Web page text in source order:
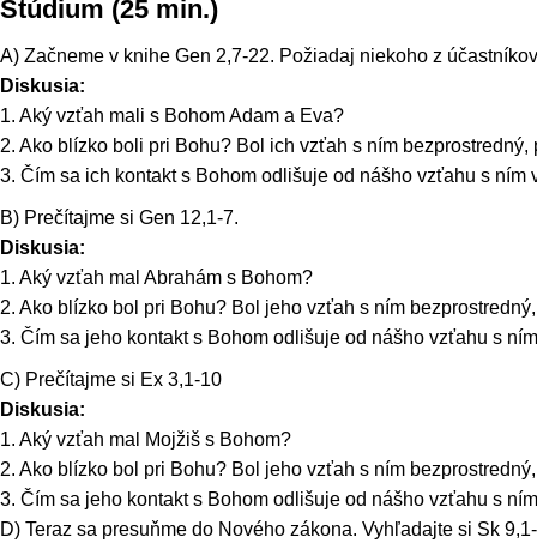
Štúdium (25 min.)
A) Začneme v knihe Gen 2,7-22. Požiadaj niekoho z
Diskusia:
1. Aký vzťah mali s Bohom Adam a Eva?
2. Ako blízko boli pri Bohu? Bol ich vzťah s ním bezprostredný,
3. Čím sa ich kontakt s Bohom odlišuje od nášho vzťahu s ním
B) Prečítajme si Gen 12,1-7.
Diskusia:
1. Aký vzťah mal Abrahám s Bohom?
2. Ako blízko bol pri Bohu? Bol jeho vzťah s ním
3. Čím sa jeho kontakt s Bohom odlišuje od nášho vzťahu s
C) Prečítajme si Ex 3,1-10
Diskusia:
1. Aký vzťah mal Mojžiš s Bohom?
2. Ako blízko bol pri Bohu? Bol jeho vzťah s ním
3. Čím sa jeho kontakt s Bohom odlišuje od nášho vzťahu s
D) Teraz sa presuňme do Nového zákona. Vyhľadajte si Sk